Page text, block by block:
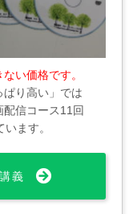
い価格です。
り高い」では
信コース11回
ます。
義